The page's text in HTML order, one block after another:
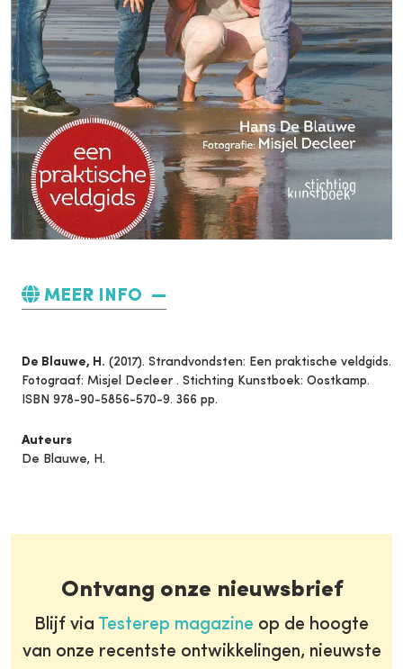
MEER INFO
De Blauwe, H. (2017). Strandvondsten: Een praktische veldgids.
Fotograaf: Misjel Decleer . Stichting Kunstboek: Oostkamp.
ISBN 978-90-5856-570-9. 366 pp.
Auteurs
De Blauwe, H.
Ontvang onze nieuwsbrief
Blijf via Testerep magazine op de hoogte
van onze recentste ontwikkelingen, nieuwste